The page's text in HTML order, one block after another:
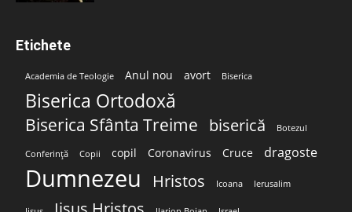
Etichete
Academia de Teologie Anul nou avort Biserica
Biserica Ortodoxă
Biserica Sfânta Treime biserică Botezul
Conferință Copii copil Coronavirus Cruce dragoste
Dumnezeu Hristos Icoana Ierusalim